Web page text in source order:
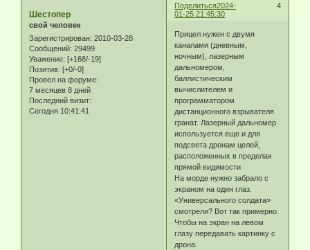
Поделиться 4
2024-
01-25 21:45:30
Шестопер
свой человек
Зарегистрирован: 2010-03-28
Сообщений: 29499
Уважение: [+168/-19]
Позитив: [+0/-0]
Провел на форуме:
7 месяцев 8 дней
Последний визит:
Сегодня 10:41:41
Прицел нужен с двумя
каналами (дневным,
ночным), лазерным
дальномером,
баллистическим
вычислителем и
программатором
дистанционного взрывателя
гранат. Лазерный дальномер
используется еще и для
подсвета дронам целей,
расположенных в пределах
прямой видимости
На морде нужно забрало с
экраном на один глаз.
«Универсального солдата»
смотрели? Вот так примерно.
Чтобы на экран на левом
глазу передавать картинку с
дрона.